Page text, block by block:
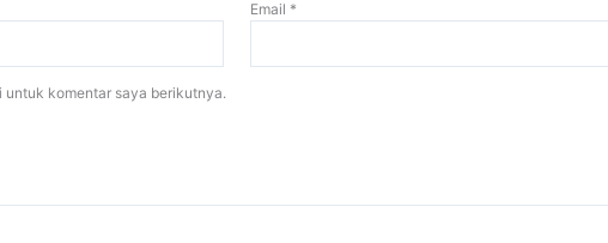
Email *
untuk komentar saya berikutnya.